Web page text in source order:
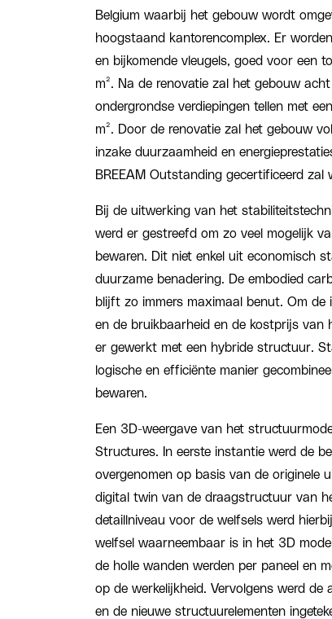
Belgium waarbij het gebouw wordt
hoogstaand kantorencomplex. Er
en bijkomende vleugels, goed voor een
m². Na de renovatie zal het gebouw
ondergrondse verdiepingen tellen met
m². Door de renovatie zal het gebouw
inzake duurzaamheid en
BREEAM Outstanding gecertificeerd zal
Bij de uitwerking van het
werd er gestreefd om zo veel mogelijk
bewaren. Dit niet enkel uit economisch
duurzame benadering. De embodied
blijft zo immers maximaal benut. Om
en de bruikbaarheid en de kostprijs van
er gewerkt met een hybride structuur.
logische en efficiënte manier
bewaren.
Een 3D-weergave van het
Structures. In eerste instantie werd de
overgenomen op basis van de originele
digital twin van de draagstructuur van
detaillniveau voor de welfsels werd
welfsel waarneembaar is in het 3D
de holle wanden werden per paneel en
op de werkelijkheid. Vervolgens werd
en de nieuwe structuurelementen